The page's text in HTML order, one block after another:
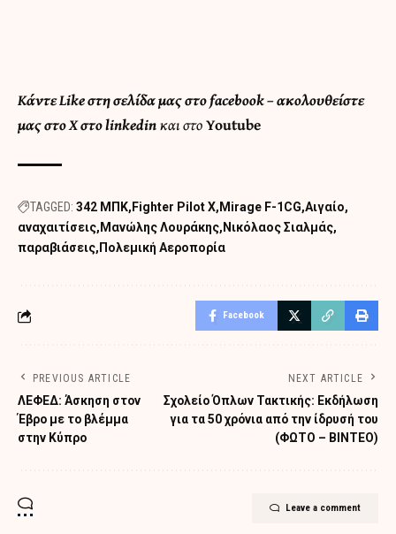
ΚάντεLike στη σελίδα μας στο facebook– ακολουθείστε
μας στοXστοlinkedinκαι στοYoutube
TAGGED: 342 ΜΠΚ Fighter Pilot X Mirage F-1CG Αιγαίο
αναχαιτίσεις Μανώλης Λουράκης Νικόλαος Σιαλμάς
παραβιάσεις Πολεμική Αεροπορία
Facebook
PREVIOUS ARTICLE
ΛΕΦΕΔ: Άσκηση στον
Έβρο με το βλέμμα
στην Κύπρο
NEXT ARTICLE
Σχολείο Όπλων Τακτικής: Εκδήλωση
για τα 50 χρόνια από την ίδρυσή του
(ΦΩΤΟ – ΒΙΝΤΕΟ)
Leave a comment